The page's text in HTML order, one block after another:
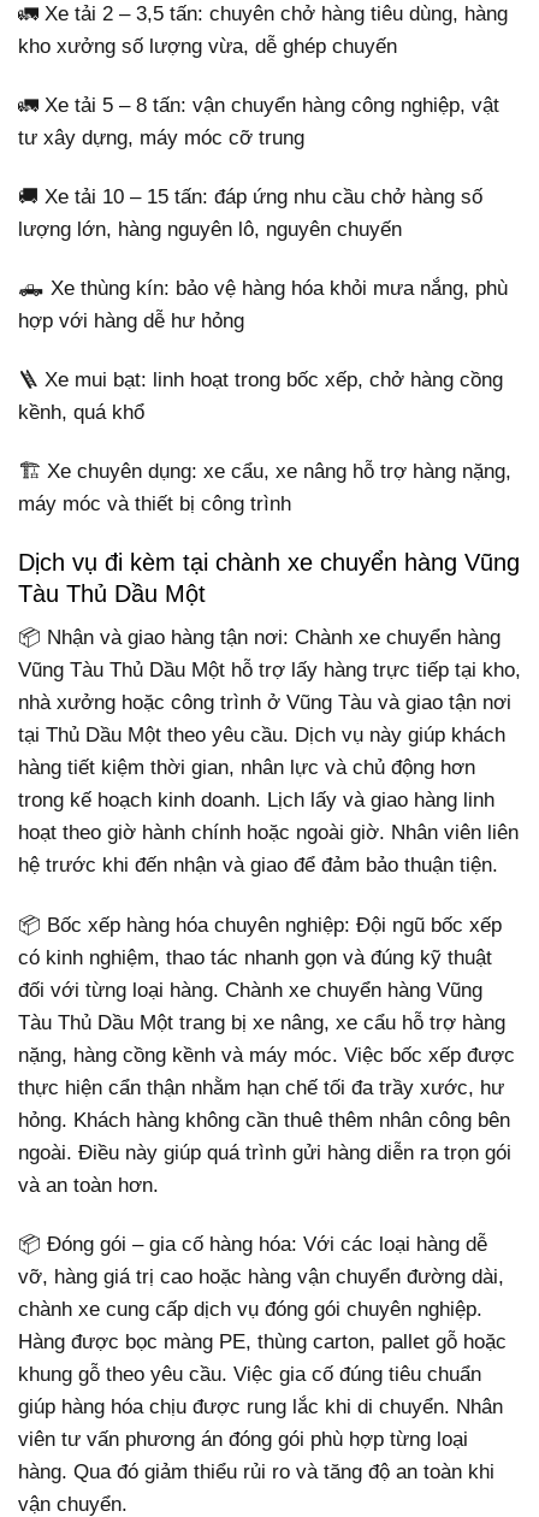
🚛 Xe tải 2 – 3,5 tấn: chuyên chở hàng tiêu dùng, hàng
kho xưởng số lượng vừa, dễ ghép chuyến
🚛 Xe tải 5 – 8 tấn: vận chuyển hàng công nghiệp, vật
tư xây dựng, máy móc cỡ trung
🚚 Xe tải 10 – 15 tấn: đáp ứng nhu cầu chở hàng số
lượng lớn, hàng nguyên lô, nguyên chuyến
🛻 Xe thùng kín: bảo vệ hàng hóa khỏi mưa nắng, phù
hợp với hàng dễ hư hỏng
🪜 Xe mui bạt: linh hoạt trong bốc xếp, chở hàng cồng
kềnh, quá khổ
🏗️ Xe chuyên dụng: xe cẩu, xe nâng hỗ trợ hàng nặng,
máy móc và thiết bị công trình
Dịch vụ đi kèm tại chành xe chuyển hàng Vũng
Tàu Thủ Dầu Một
📦 Nhận và giao hàng tận nơi: Chành xe chuyển hàng
Vũng Tàu Thủ Dầu Một hỗ trợ lấy hàng trực tiếp tại kho,
nhà xưởng hoặc công trình ở Vũng Tàu và giao tận nơi
tại Thủ Dầu Một theo yêu cầu. Dịch vụ này giúp khách
hàng tiết kiệm thời gian, nhân lực và chủ động hơn
trong kế hoạch kinh doanh. Lịch lấy và giao hàng linh
hoạt theo giờ hành chính hoặc ngoài giờ. Nhân viên liên
hệ trước khi đến nhận và giao để đảm bảo thuận tiện.
📦 Bốc xếp hàng hóa chuyên nghiệp: Đội ngũ bốc xếp
có kinh nghiệm, thao tác nhanh gọn và đúng kỹ thuật
đối với từng loại hàng. Chành xe chuyển hàng Vũng
Tàu Thủ Dầu Một trang bị xe nâng, xe cẩu hỗ trợ hàng
nặng, hàng cồng kềnh và máy móc. Việc bốc xếp được
thực hiện cẩn thận nhằm hạn chế tối đa trầy xước, hư
hỏng. Khách hàng không cần thuê thêm nhân công bên
ngoài. Điều này giúp quá trình gửi hàng diễn ra trọn gói
và an toàn hơn.
📦 Đóng gói – gia cố hàng hóa: Với các loại hàng dễ
vỡ, hàng giá trị cao hoặc hàng vận chuyển đường dài,
chành xe cung cấp dịch vụ đóng gói chuyên nghiệp.
Hàng được bọc màng PE, thùng carton, pallet gỗ hoặc
khung gỗ theo yêu cầu. Việc gia cố đúng tiêu chuẩn
giúp hàng hóa chịu được rung lắc khi di chuyển. Nhân
viên tư vấn phương án đóng gói phù hợp từng loại
hàng. Qua đó giảm thiểu rủi ro và tăng độ an toàn khi
vận chuyển.